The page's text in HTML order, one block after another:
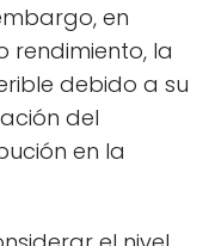
en
la
debido a su
del
en la